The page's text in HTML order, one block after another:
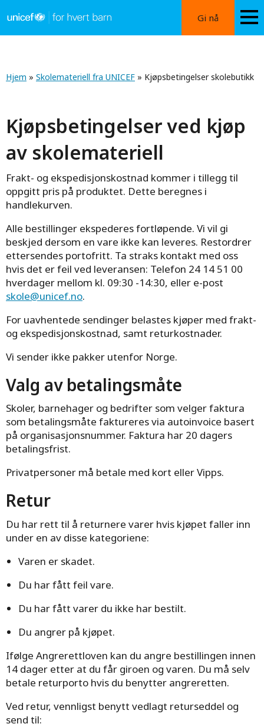
til
hovedinnhold
Gi nå
skolebutikk
Navigasjonssti
Hjem » Skolemateriell fra UNICEF » Kjøpsbetingelser skolebutikk
Kjøpsbetingelser ved kjøp
av skolemateriell
Frakt- og ekspedisjonskostnad kommer i tillegg til
oppgitt pris på produktet. Dette beregnes i
handlekurven.
Alle bestillinger ekspederes fortløpende. Vi vil gi
beskjed dersom en vare ikke kan leveres. Restordrer
ettersendes portofritt. Ta straks kontakt med oss
hvis det er feil ved leveransen: Telefon 24 14 51 00
hverdager mellom kl. 09:30 -14:30, eller e-post
skole@unicef.no.
For uavhentede sendinger belastes kjøper med frakt-
og ekspedisjonskostnad, samt returkostnader.
Vi sender ikke pakker utenfor Norge.
Valg av betalingsmåte
Skoler, barnehager og bedrifter som velger faktura
som betalingsmåte faktureres via autoinvoice basert
på organisasjonsnummer. Faktura har 20 dagers
betalingsfrist.
Privatpersoner må betale med kort eller Vipps.
Retur
Du har rett til å returnere varer hvis kjøpet faller inn
under en av disse kategoriene:
Varen er skadet.
Du har fått feil vare.
Du har fått varer du ikke har bestilt.
Du angrer på kjøpet.
Ifølge Angrerettloven kan du angre bestillingen innen
14 dager etter at du får giroen og varen. Du må selv
betale returporto hvis du benytter angreretten.
Ved retur, vennligst benytt vedlagt returseddel og
send til: